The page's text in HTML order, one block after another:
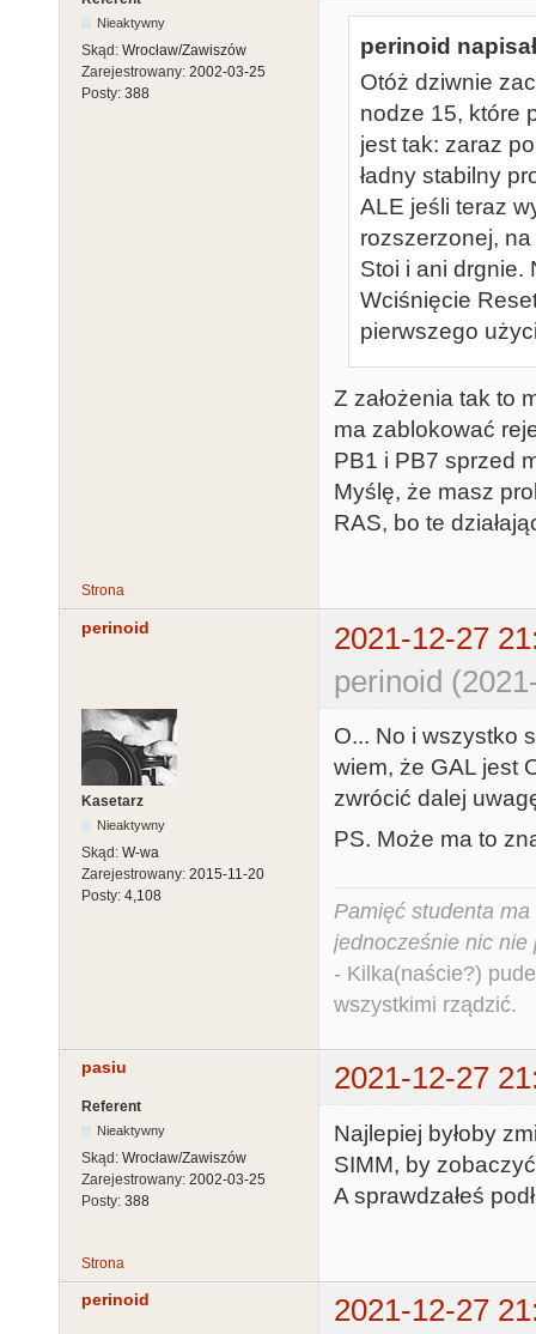
Nieaktywny
Skąd: Wrocław/Zawiszów
Zarejestrowany: 2002-03-25
Posty: 388
perinoid
Otóż dziwnie
nodze 15, które
jest tak: zaraz
ładny stabilny
ALE jeśli teraz
rozszerzonej,
Stoi i ani drgnie.
Wciśnięcie
pierwszego
Z założenia tak to
ma zablokować
PB1 i PB7 sprzed
Myślę, że masz
RAS, bo te
Strona
perinoid
2021-12-27
perinoid
Kasetarz
Nieaktywny
Skąd: W-wa
Zarejestrowany: 2015-11-20
Posty: 4,108
O... No i wszystko
wiem, że GAL jest
zwrócić dalej
PS. Może ma to
Pamięć studenta
jednocześnie nic nie
- Kilka(naście?)
wszystkimi rządzić.
pasiu 2021-12-27
Referent
Nieaktywny
Skąd: Wrocław/Zawiszów
Zarejestrowany: 2002-03-25
Posty: 388
Najlepiej byłoby
SIMM, by
A sprawdzałeś
Strona
perinoid 2021-12-27